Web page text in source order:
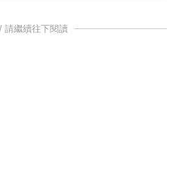
請繼續往下閱讀